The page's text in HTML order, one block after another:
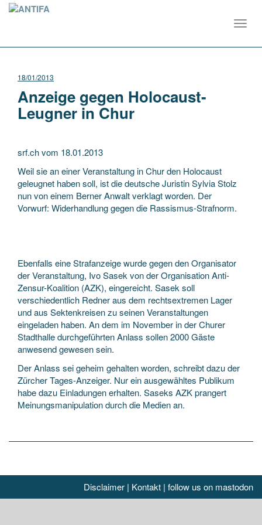
18/01/2013
Anzeige gegen Holocaust-
Leugner in Chur
srf.ch vom 18.01.2013
Weil sie an einer Veranstaltung in Chur den Holocaust
geleugnet haben soll, ist die deutsche Juristin Sylvia Stolz
nun von einem Berner Anwalt verklagt worden. Der
Vorwurf: Widerhandlung gegen die Rassismus-Strafnorm.
Ebenfalls eine Strafanzeige wurde gegen den Organisator
der Veranstaltung, Ivo Sasek von der Organisation Anti-
Zensur-Koalition (AZK), eingereicht. Sasek soll
verschiedentlich Redner aus dem rechtsextremen Lager
und aus Sektenkreisen zu seinen Veranstaltungen
eingeladen haben. An dem im November in der Churer
Stadthalle durchgeführten Anlass sollen 2000 Gäste
anwesend gewesen sein.
Der Anlass sei geheim gehalten worden, schreibt dazu der
Zürcher Tages-Anzeiger. Nur ein ausgewähltes Publikum
habe dazu Einladungen erhalten. Saseks AZK prangert
Meinungsmanipulation durch die Medien an.
Disclaimer | Kontakt | follow us on mastodon